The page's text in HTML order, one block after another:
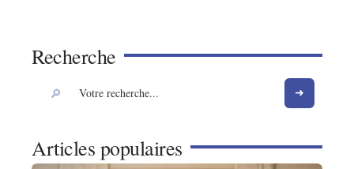
Recherche
Articles populaires